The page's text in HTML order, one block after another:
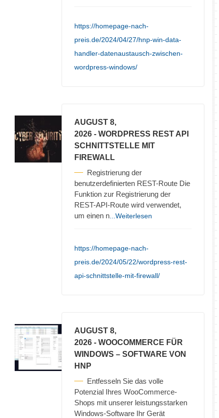
https://homepage-nach-
preis.de/2024/04/27/hnp-win-data-
handler-datenaustausch-zwischen-
wordpress-windows/
AUGUST 8,
2026 - WORDPRESS REST API
SCHNITTSTELLE MIT
FIREWALL
Registrierung der
benutzerdefinierten REST-Route Die
Funktion zur Registrierung der
REST-API-Route wird verwendet,
um einen n ...Weiterlesen
https://homepage-nach-
preis.de/2024/05/22/wordpress-rest-
api-schnittstelle-mit-firewall/
AUGUST 8,
2026 - WOOCOMMERCE FÜR
WINDOWS – SOFTWARE VON
HNP
Entfesseln Sie das volle
Potenzial Ihres WooCommerce-
Shops mit unserer leistungsstarken
Windows-Software Ihr Gerät